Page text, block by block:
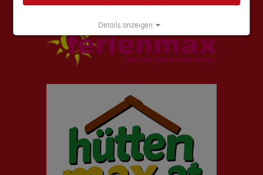
Details anzeigen
Impressum|Datenschutz